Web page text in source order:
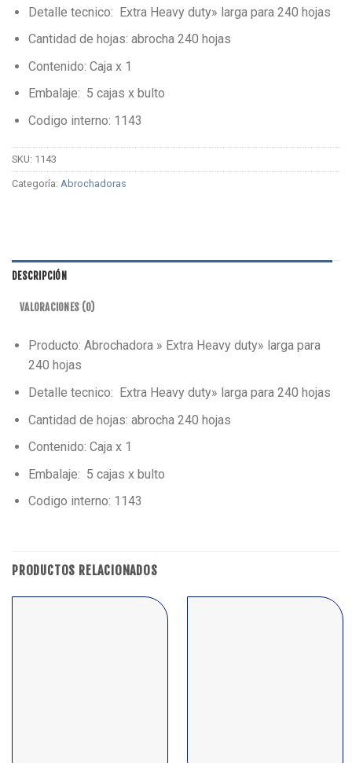
Detalle tecnico: Extra Heavy duty» larga para 240 hojas
Cantidad de hojas: abrocha 240 hojas
Contenido: Caja x 1
Embalaje: 5 cajas x bulto
Codigo interno: 1143
SKU: 1143
Categoría: Abrochadoras
DESCRIPCIÓN
VALORACIONES (0)
Producto: Abrochadora » Extra Heavy duty» larga para
240 hojas
Detalle tecnico: Extra Heavy duty» larga para 240 hojas
Cantidad de hojas: abrocha 240 hojas
Contenido: Caja x 1
Embalaje: 5 cajas x bulto
Codigo interno: 1143
PRODUCTOS RELACIONADOS